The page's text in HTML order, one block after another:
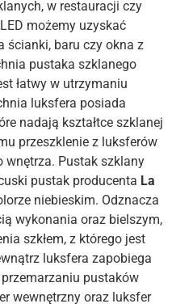
w restauracji czy
możemy uzyskać
ścianki, baru czy okna z
pustaka szklanego
łatwy w utrzymaniu
luksfera posiada
nadają kształtce szklanej
przeszklenie z luksferów
wnętrza. Pustak szklany
pustak producenta La
niebieskim. Odznacza
wykonania oraz bielszym,
szkłem, z którego jest
luksfera zapobiega
pustaków
wewnętrzny oraz luksfer